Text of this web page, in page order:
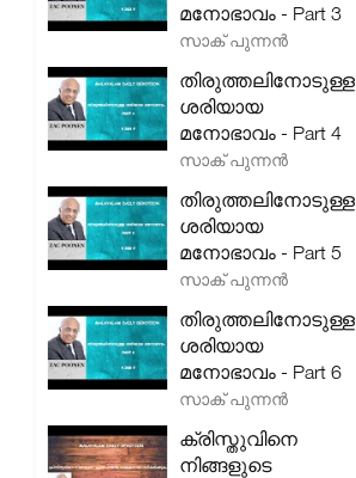
മനോഭാവം - Part 3
സാക് പുന്നൻ
തിരുത്തലിനോടുള്ള
ശരിയായ
മനോഭാവം - Part 4
സാക് പുന്നൻ
തിരുത്തലിനോടുള്ള
ശരിയായ
മനോഭാവം - Part 5
സാക് പുന്നൻ
തിരുത്തലിനോടുള്ള
ശരിയായ
മനോഭാവം - Part 6
സാക് പുന്നൻ
ക്രിസ്തുവിനെ
നിങ്ങളുടെ